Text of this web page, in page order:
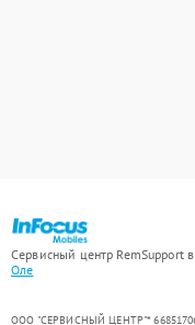
Сервисный центр RemSupport в
Оле
ООО "СЕРВИСНЫЙ ЦЕНТР"*